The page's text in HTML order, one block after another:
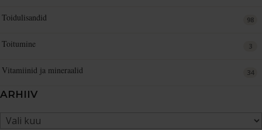
Toidulisandid 98
Toitumine 3
Vitamiinid ja mineraalid 34
ARHIIV
Arhiiv